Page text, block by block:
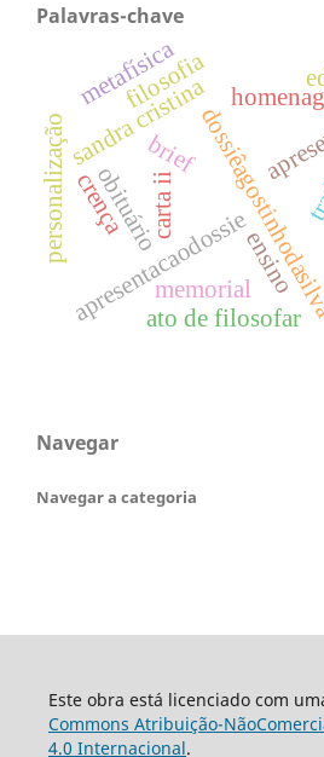
Palavras-chave
apresentacaodossie
brief
carta ii
sandra cristina
obituário
memorial
filosofia
metafísica
ato de filosofar
personalizaçãocrença
ensino
Navegar
Navegar a categoria
Este obra está licenciado com
Commons Atribuição-
4.0 Internacional.